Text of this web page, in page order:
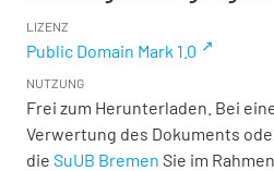
LIZENZ
Public Domain Mark 1.0
NUTZUNG
Frei zum Herunterladen. Bei
Verwertung des Dokuments
die SuUB Bremen Sie im